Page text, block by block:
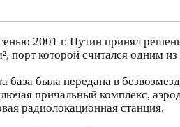
2001 г. Путин принял
порт которой считался одним
база была передана в
причальный комплекс,
радиолокационная станция.